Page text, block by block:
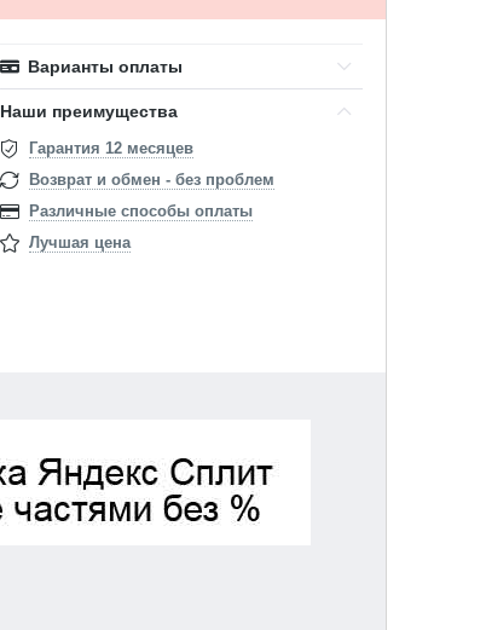
Варианты оплаты
Наши преимущества
Гарантия 12 месяцев
Возврат и обмен - без проблем
Различные способы оплаты
Лучшая цена